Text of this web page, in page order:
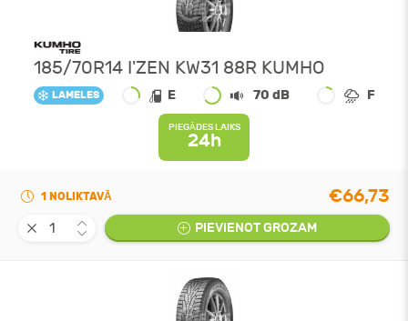
185/70R14 I'ZEN KW31 88R KUMHO
LAMELES E 70 dB F
PIEGĀDES LAIKS
24h
1 NOLIKTAVĀ €66,73
PIEVIENOT GROZAM